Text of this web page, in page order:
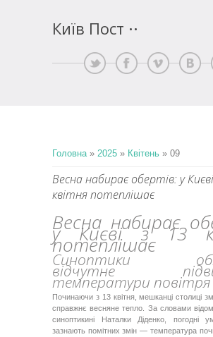
Київ Пост
Головна » 2025 » Квітень » 09
Весна набирає обертів: у
квітня потеплішає
Весна набирає
у Києві з 13
потеплішає
Синоптики
відчутне
температури повітря
Починаючи з 13 квітня, мешканці столиці
справжнє весняне тепло. За словами
синоптикині Наталки Діденко, погодні
зазнають помітних змін — температура